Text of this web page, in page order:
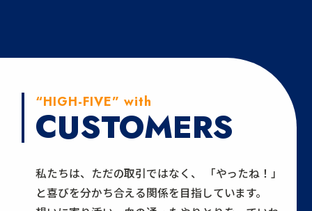
“HIGH-FIVE” with
CUSTOMERS
私たちは、ただの取引ではなく、
「やったね！」
と喜びを分かち合える関係を目指しています。